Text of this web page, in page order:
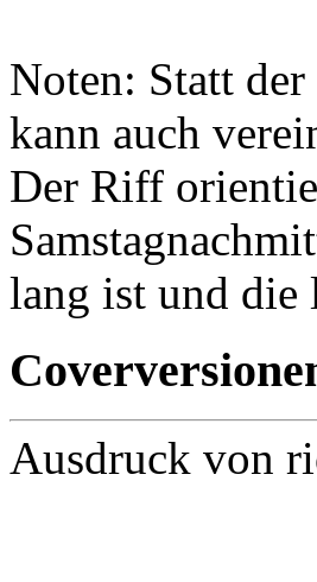
Noten: Statt
kann auch
Der Riff
lang ist und die
Ausdruck von